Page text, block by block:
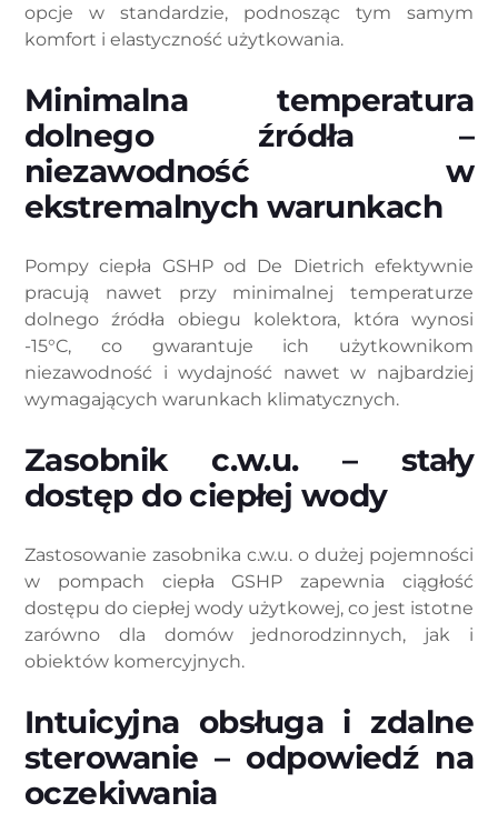
opcje w standardzie, podnosząc tym samym
komfort i elastyczność użytkowania.
Minimalna temperatura
dolnego źródła –
niezawodność w
ekstremalnych warunkach
Pompy ciepła GSHP od De Dietrich efektywnie
pracują nawet przy minimalnej temperaturze
dolnego źródła obiegu kolektora, która wynosi
-15°C, co gwarantuje ich użytkownikom
niezawodność i wydajność nawet w najbardziej
wymagających warunkach klimatycznych.
Zasobnik c.w.u. – stały
dostęp do ciepłej wody
Zastosowanie zasobnika c.w.u. o dużej pojemności
w pompach ciepła GSHP zapewnia ciągłość
dostępu do ciepłej wody użytkowej, co jest istotne
zarówno dla domów jednorodzinnych, jak i
obiektów komercyjnych.
Intuicyjna obsługa i zdalne
sterowanie – odpowiedź na
oczekiwania